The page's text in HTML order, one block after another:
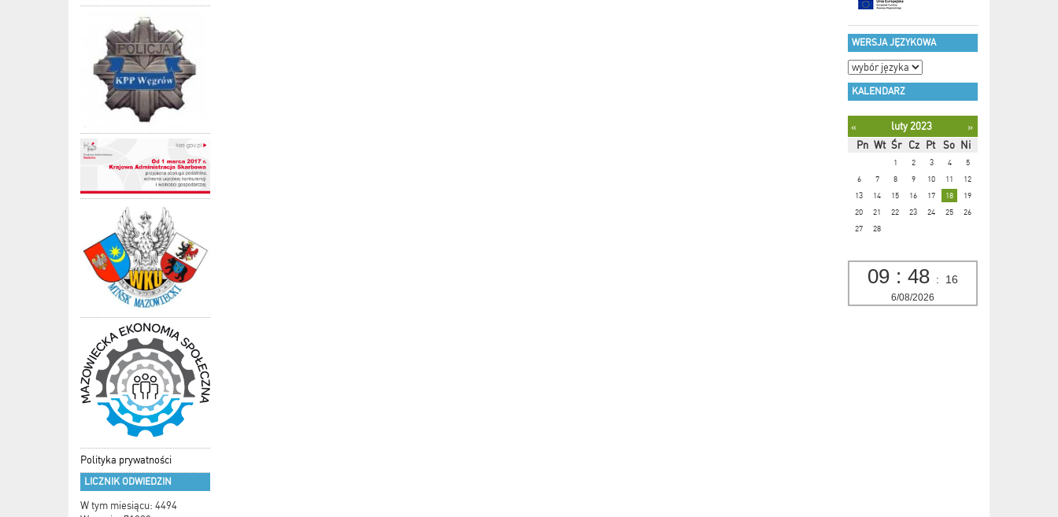
Polityka prywatności
LICZNIK ODWIEDZIN
W tym miesiącu: 4494
WERSJA JĘZYKOWA
KALENDARZ
« luty 2023
»
Pn Wt Śr Cz Pt So Ni
1 2 3 4
5
6
7 8 9 10 11
12
13
14 15 16 17 18
19
20
21 22 23 24 25
26
27
28
09 : 48 : 17
6/08/2026